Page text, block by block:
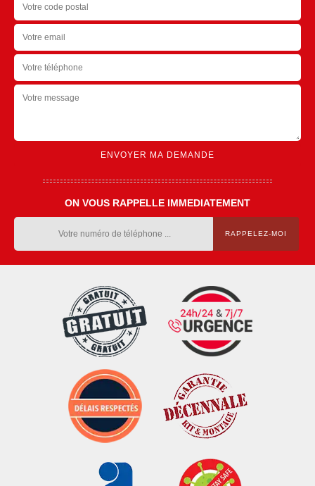
ON VOUS RAPPELLE IMMEDIATEMENT